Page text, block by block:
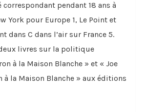
correspondant pendant 18 ans à
York pour Europe 1, Le Point et
dans C dans l’air sur France 5.
livres sur la politique
à la Maison Blanche » et « Joe
à la Maison Blanche » aux éditions